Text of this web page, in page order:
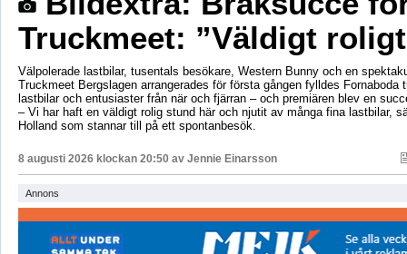
Truckmeet: ”Väldigt
Välpolerade lastbilar, tusentals besökare, Western Bunny och en
Truckmeet Bergslagen arrangerades för första gången fylldes Fornaboda
lastbilar och entusiaster från när och fjärran – och premiären blev en
– Vi har haft en väldigt rolig stund här och njutit av många fina lastbilar,
Holland som stannar till på ett spontanbesök.
8 augusti 2026 klockan 20:50 av Jennie Einarsson
Annons